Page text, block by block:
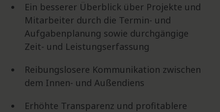
Ein besserer Überblick über Projekte und
Mitarbeiter durch die Termin- und
Aufgabenplanung sowie durchgängige
Zeit- und Leistungserfassung
Reibungslosere Kommunikation zwischen
dem Innen- und Außendiens
Erhöhte Transparenz und profitablere